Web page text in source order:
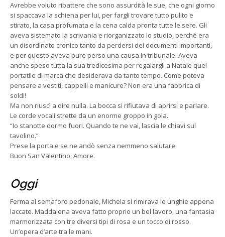
Avrebbe voluto ribattere che sono assurdità le sue, che ogni giorno
si spaccava la schiena per lui, per fargli trovare tutto pulito e
stirato, la casa profumata e la cena calda pronta tutte le sere. Gli
aveva sistemato la scrivania e riorganizzato lo studio, perché era
un disordinato cronico tanto da perdersi dei documenti importanti,
e per questo aveva pure perso una causa in tribunale. Aveva
anche speso tutta la sua tredicesima per regalargli a Natale quel
portatile di marca che desiderava da tanto tempo. Come poteva
pensare a vestiti, cappelli e manicure? Non era una fabbrica di
soldi!
Ma non riuscì a dire nulla. La bocca si rifiutava di aprirsi e parlare.
Le corde vocali strette da un enorme groppo in gola.
“Io stanotte dormo fuori. Quando te ne vai, lascia le chiavi sul
tavolino.”
Prese la porta e se ne andò senza nemmeno salutare.
Buon San Valentino, Amore.
Oggi
Ferma al semaforo pedonale, Michela si rimirava le unghie appena
laccate. Maddalena aveva fatto proprio un bel lavoro, una fantasia
marmorizzata con tre diversi tipi di rosa e un tocco di rosso.
Un’opera d’arte tra le mani.